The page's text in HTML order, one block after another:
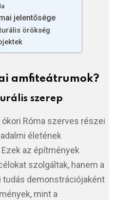
jelentősége
örökség
amfiteátrumok?
szerep
Róma szerves részei
életének
az építmények
szolgáltak, hanem a
tudás demonstrációjaként
mint a